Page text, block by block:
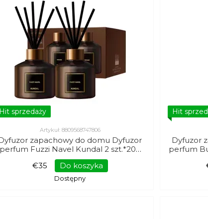
Hit sprzedaży
Artykuł: 8809568747806
zapachowy do domu Dyfuzor
perfum Fuzzi Navel Kundal 2 szt.*200
ml
€35 Do koszyka
Dostępny
Hit
Dyfuzor
perfum